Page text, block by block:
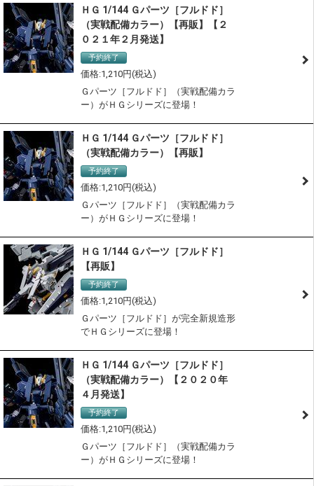
ＨＧ 1/144 Ｇパーツ［フルドド］
（実戦配備カラー）【再販】【２
０２１年２月発送】
予約終了
1,210
Ｇパーツ［フルドド］（実戦配備カラ
ー）がＨＧシリーズに登場！
ＨＧ 1/144 Ｇパーツ［フルドド］
（実戦配備カラー）【再販】
予約終了
1,210
Ｇパーツ［フルドド］（実戦配備カラ
ー）がＨＧシリーズに登場！
ＨＧ 1/144 Ｇパーツ［フルドド］
【再販】
予約終了
1,210
Ｇパーツ［フルドド］が完全新規造形
でＨＧシリーズに登場！
ＨＧ 1/144 Ｇパーツ［フルドド］
（実戦配備カラー）【２０２０年
４月発送】
予約終了
1,210
Ｇパーツ［フルドド］（実戦配備カラ
ー）がＨＧシリーズに登場！